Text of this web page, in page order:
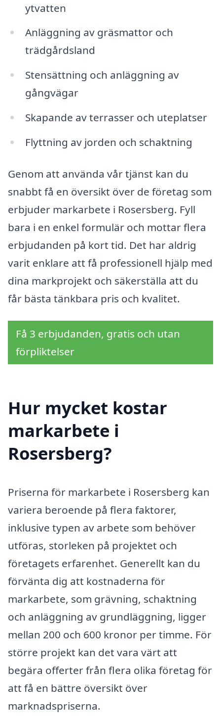
ytvatten
Anläggning av gräsmattor och
trädgårdsland
Stensättning och anläggning av
gångvägar
Skapande av terrasser och uteplatser
Flyttning av jorden och schaktning
Genom att använda vår tjänst kan du
snabbt få en översikt över de företag som
erbjuder markarbete i Rosersberg. Fyll
bara i en enkel formulär och mottar flera
erbjudanden på kort tid. Det har aldrig
varit enklare att få professionell hjälp med
dina markprojekt och säkerställa att du
får bästa tänkbara pris och kvalitet.
Få 3 erbjudanden, gratis och utan
förpliktelser
Hur mycket kostar
markarbete i
Rosersberg?
Priserna för markarbete i Rosersberg kan
variera beroende på flera faktorer,
inklusive typen av arbete som behöver
utföras, storleken på projektet och
företagets erfarenhet. Generellt kan du
förvänta dig att kostnaderna för
markarbete, som grävning, schaktning
och anläggning av grundläggning, ligger
mellan 200 och 600 kronor per timme. För
större projekt kan det vara värt att
begära offerter från flera olika företag för
att få en bättre översikt över
marknadspriserna.